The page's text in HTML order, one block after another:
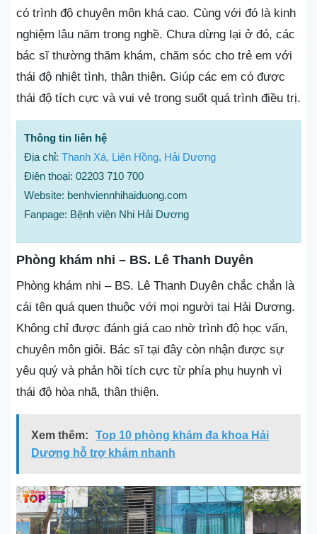
có trình độ chuyên môn khá cao. Cùng với đó là kinh
nghiệm lâu năm trong nghề. Chưa dừng lại ở đó, các
bác sĩ thường thăm khám, chăm sóc cho trẻ em với
thái độ nhiệt tình, thân thiện. Giúp các em có được
thái độ tích cực và vui vẻ trong suốt quá trình điều trị.
Thông tin liên hệ
Địa chỉ: Thanh Xá, Liên Hồng, Hải Dương
Điện thoại: 02203 710 700
Website: benhviennhihaiduong.com
Fanpage: Bệnh viện Nhi Hải Dương
Phòng khám nhi – BS. Lê Thanh Duyên
Phòng khám nhi – BS. Lê Thanh Duyên chắc chắn là
cái tên quá quen thuộc với mọi người tại Hải Dương.
Không chỉ được đánh giá cao nhờ trình độ học vấn,
chuyên môn giỏi. Bác sĩ tại đây còn nhận được sự
yêu quý và phản hồi tích cực từ phía phụ huynh vì
thái độ hòa nhã, thân thiện.
Xem thêm:
Top 10 phòng khám đa khoa Hải
Dương hỗ trợ khám nhanh